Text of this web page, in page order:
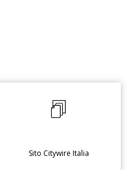
Sito Citywire Italia